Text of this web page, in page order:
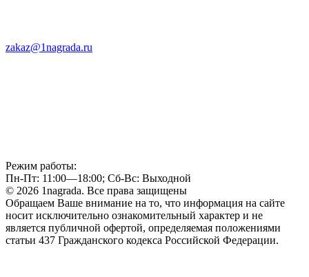
zakaz@1nagrada.ru
Режим работы:
Пн-Пт: 11:00—18:00; Сб-Вс: Выходной
© 2026 1nagrada. Все права защищены
Обращаем Ваше внимание на то, что информация на сайте
носит исключительно ознакомительный характер и не
является публичной офертой, определяемая положениями
статьи 437 Гражданского кодекса Российской Федерации.